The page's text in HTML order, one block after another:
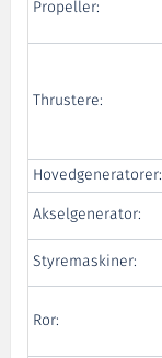
Propeller:
Thrustere:
Hovedgeneratorer:
Akselgenerator:
Styremaskiner:
Ror: